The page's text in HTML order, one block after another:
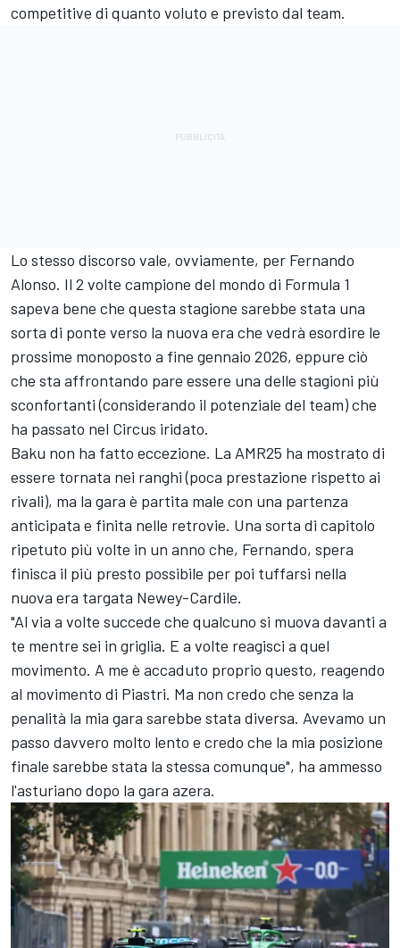
competitive di quanto voluto e previsto dal team.
Lo stesso discorso vale, ovviamente, per Fernando
Alonso. Il 2 volte campione del mondo di Formula 1
sapeva bene che questa stagione sarebbe stata una
sorta di ponte verso la nuova era che vedrà esordire le
prossime monoposto a fine gennaio 2026, eppure ciò
che sta affrontando pare essere una delle stagioni più
sconfortanti (considerando il potenziale del team) che
ha passato nel Circus iridato.
Baku non ha fatto eccezione. La AMR25 ha mostrato di
essere tornata nei ranghi (poca prestazione rispetto ai
rivali), ma la gara è partita male con una partenza
anticipata e finita nelle retrovie. Una sorta di capitolo
ripetuto più volte in un anno che, Fernando, spera
finisca il più presto possibile per poi tuffarsi nella
nuova era targata Newey-Cardile.
"Al via a volte succede che qualcuno si muova davanti a
te mentre sei in griglia. E a volte reagisci a quel
movimento. A me è accaduto proprio questo, reagendo
al movimento di Piastri. Ma non credo che senza la
penalità la mia gara sarebbe stata diversa. Avevamo un
passo davvero molto lento e credo che la mia posizione
finale sarebbe stata la stessa comunque", ha ammesso
l'asturiano dopo la gara azera.